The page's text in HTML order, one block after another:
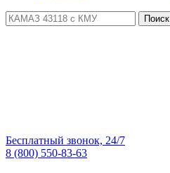
Поиск
Бесплатный звонок, 24/7
8 (800) 550-83-63